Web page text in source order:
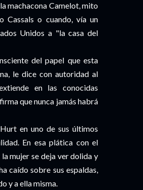
machacona Camelot, mito
Cassals o cuando, vía un
Unidos a "la casa del
del papel que esta
le dice con autoridad al
en las conocidas
que nunca jamás habrá
en uno de sus últimos
En esa plática con el
mujer se deja ver dolida y
caído sobre sus espaldas,
y a ella misma.